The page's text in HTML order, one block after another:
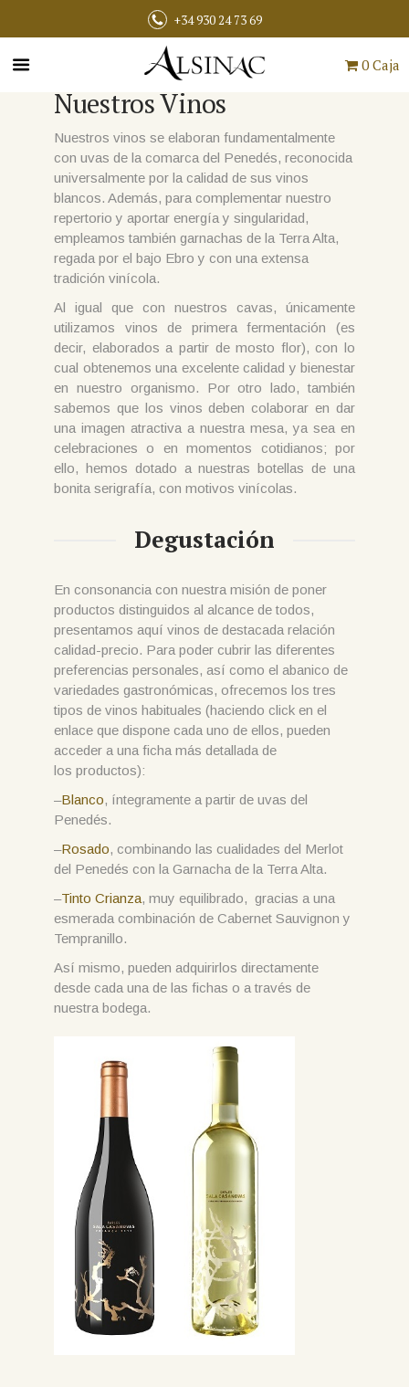
+34 930 24 73 69
0 Caja
Nuestros Vinos
Nuestros vinos se elaboran fundamentalmente
con uvas de la comarca del Penedés, reconocida
universalmente por la calidad de sus vinos
blancos. Además, para complementar nuestro
repertorio y aportar energía y singularidad,
empleamos también garnachas de la Terra Alta,
regada por el bajo Ebro y con una extensa
tradición vinícola.
Al igual que con nuestros cavas, únicamente
utilizamos vinos de primera fermentación (es
decir, elaborados a partir de mosto flor), con lo
cual obtenemos una excelente calidad y bienestar
en nuestro organismo. Por otro lado, también
sabemos que los vinos deben colaborar en dar
una imagen atractiva a nuestra mesa, ya sea en
celebraciones o en momentos cotidianos; por
ello, hemos dotado a nuestras botellas de una
bonita serigrafía, con motivos vinícolas.
Degustación
En consonancia con nuestra misión de poner
productos distinguidos al alcance de todos,
presentamos aquí vinos de destacada relación
calidad-precio. Para poder cubrir las diferentes
preferencias personales, así como el abanico de
variedades gastronómicas, ofrecemos los tres
tipos de vinos habituales (haciendo click en el
enlace que dispone cada uno de ellos, pueden
acceder a una ficha más detallada de
los productos):
–Blanco, íntegramente a partir de uvas del
Penedés.
–Rosado, combinando las cualidades del Merlot
del Penedés con la Garnacha de la Terra Alta.
–Tinto Crianza, muy equilibrado, gracias a una
esmerada combinación de Cabernet Sauvignon y
Tempranillo.
Así mismo, pueden adquirirlos directamente
desde cada una de las fichas o a través de
nuestra bodega.